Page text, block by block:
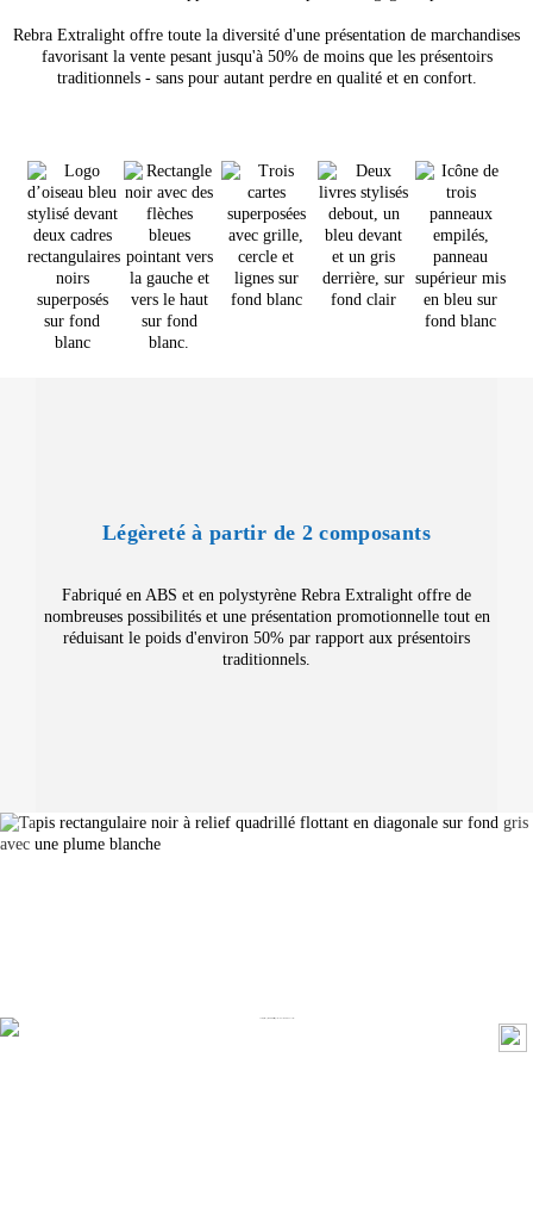
Rebra Extralight offre toute la diversité d'une présentation de marchandises
favorisant la vente pesant jusqu'à 50% de moins que les présentoirs
traditionnels - sans pour autant perdre en qualité et en confort.
Légèreté à partir de 2 composants
Fabriqué en ABS et en polystyrène Rebra Extralight offre de
nombreuses possibilités et une présentation promotionnelle tout en
réduisant le poids d'environ 50% par rapport aux présentoirs
traditionnels.